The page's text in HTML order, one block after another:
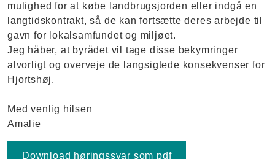
mulighed for at købe landbrugsjorden eller indgå en
langtidskontrakt, så de kan fortsætte deres arbejde til
gavn for lokalsamfundet og miljøet.
Jeg håber, at byrådet vil tage disse bekymringer
alvorligt og overveje de langsigtede konsekvenser for
Hjortshøj.
Med venlig hilsen
Amalie
Download høringssvar som pdf